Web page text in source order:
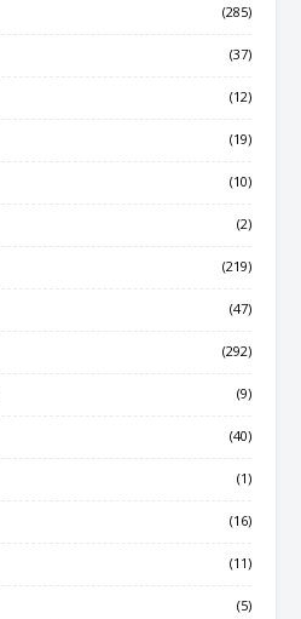
(285)
(37)
(12)
(19)
(10)
(2)
(219)
(47)
(292)
(9)
(40)
(1)
(16)
(11)
(5)